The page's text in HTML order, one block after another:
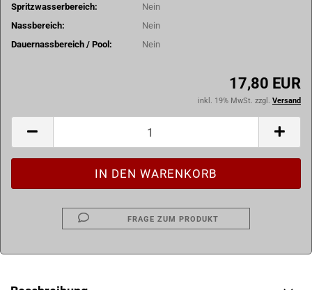
Spritzwasserbereich:
Nein
Nassbereich:
Nein
Dauernassbereich / Pool:
Nein
17,80 EUR
inkl. 19% MwSt. zzgl. Versand
FRAGE ZUM PRODUKT